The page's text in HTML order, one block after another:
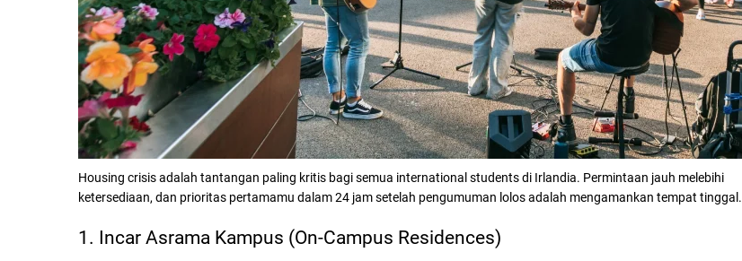
Housing crisis adalah tantangan paling kritis bagi semua international students di Irlandia. Permintaan jauh melebihi
ketersediaan, dan prioritas pertamamu dalam 24 jam setelah pengumuman lolos adalah mengamankan tempat tinggal.
1. Incar Asrama Kampus (On-Campus Residences)